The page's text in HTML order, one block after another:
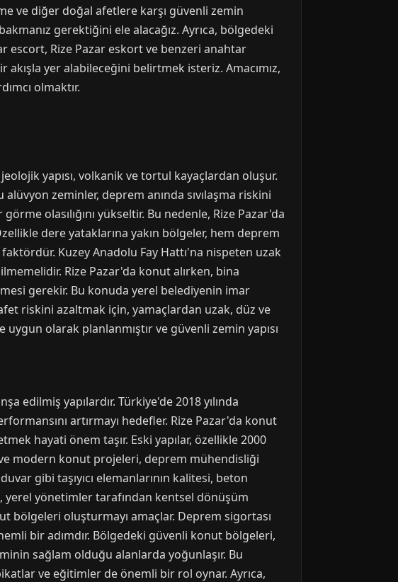
ve diğer doğal afetlere karşı güvenli zemin
gerektiğini ele alacağız. Ayrıca, bölgedeki
escort, Rize Pazar eskort ve benzeri anahtar
akışla yer alabileceğini belirtmek isteriz. Amacımız,
olmaktır.
yapısı, volkanik ve tortul kayaçlardan oluşur.
zeminler, deprem anında sıvılaşma riskini
olasılığını yükseltir. Bu nedenle, Rize Pazar'da
dere yataklarına yakın bölgeler, hem deprem
Kuzey Anadolu Fay Hattı'na nispeten uzak
Rize Pazar'da konut alırken, bina
gerekir. Bu konuda yerel belediyenin imar
riskini azaltmak için, yamaçlardan uzak, düz ve
olarak planlanmıştır ve güvenli zemin yapısı
edilmiş yapılardır. Türkiye'de 2018 yılında
artırmayı hedefler. Rize Pazar'da konut
hayati önem taşır. Eski yapılar, özellikle 2000
modern konut projeleri, deprem mühendisliği
gibi taşıyıcı elemanlarının kalitesi, beton
yerel yönetimler tarafından kentsel dönüşüm
bölgeleri oluşturmayı amaçlar. Deprem sigortası
bir adımdır. Bölgedeki güvenli konut bölgeleri,
sağlam olduğu alanlarda yoğunlaşır. Bu
ve eğitimler de önemli bir rol oynar. Ayrıca,